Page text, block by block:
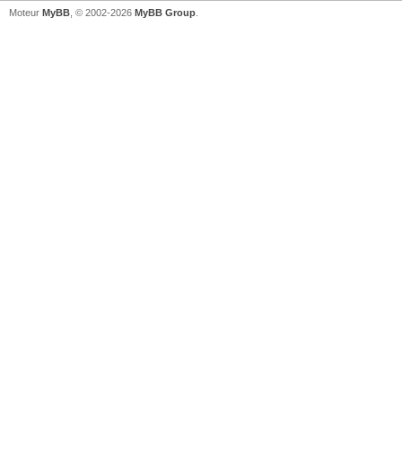
Moteur MyBB , © 2002-2026 MyBB Group